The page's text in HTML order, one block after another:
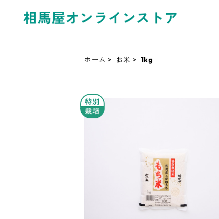
相馬屋オンラインストア
ホーム お米 1kg